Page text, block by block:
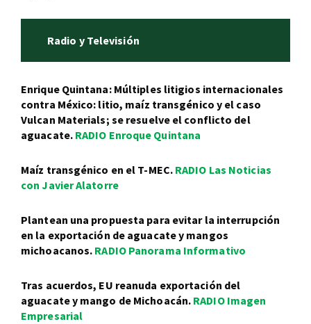
Radio y Televisión
Enrique Quintana: Múltiples litigios internacionales
contra México: litio, maíz transgénico y el caso
Vulcan Materials; se resuelve el conflicto del
aguacate. RADIO Enroque Quintana
Maíz transgénico en el T-MEC. RADIO Las Noticias
con Javier Alatorre
Plantean una propuesta para evitar la interrupción
en la exportación de aguacate y mangos
michoacanos. RADIO Panorama Informativo
Tras acuerdos, EU reanuda exportación del
aguacate y mango de Michoacán. RADIO Imagen
Empresarial